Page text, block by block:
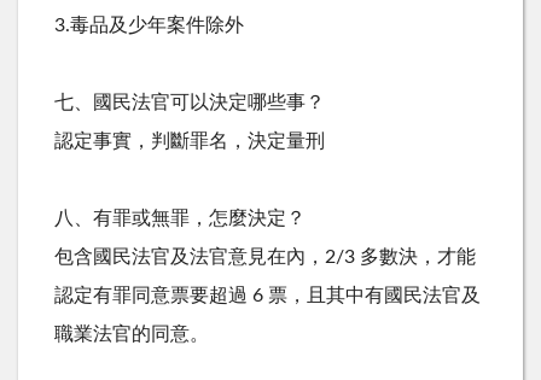
3.毒品及少年案件除外
七、國民法官可以決定哪些事？
認定事實，判斷罪名，決定量刑
八、有罪或無罪，怎麼決定？
包含國民法官及法官意見在內，2/3 多數決，才能
認定有罪同意票要超過 6 票，且其中有國民法官及
職業法官的同意。